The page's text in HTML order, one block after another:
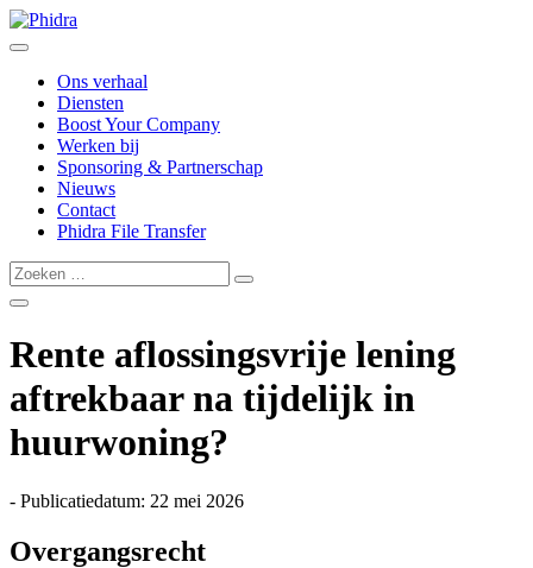
Ons verhaal
Diensten
Boost Your Company
Werken bij
Sponsoring & Partnerschap
Nieuws
Contact
Phidra File Transfer
Rente aflossingsvrije lening
aftrekbaar na tijdelijk in
huurwoning?
- Publicatiedatum: 22 mei 2026
Overgangsrecht